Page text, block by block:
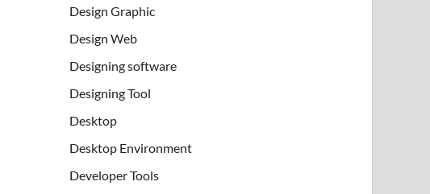
Design Graphic
Design Web
Designing software
Designing Tool
Desktop
Desktop Environment
Developer Tools